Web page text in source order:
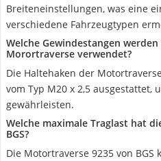
Breiteneinstellungen, was eine
verschiedene Fahrzeugtypen
Welche Gewindestangen
Morortraverse verwendet?
Die Haltehaken der
vom Typ M20 x 2,5 ausgestattet,
gewährleisten.
Welche maximale Traglast hat
BGS?
Die Motortraverse 9235 von